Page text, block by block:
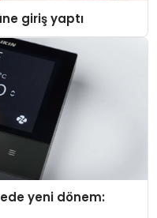
giriş yaptı
yeni dönem: